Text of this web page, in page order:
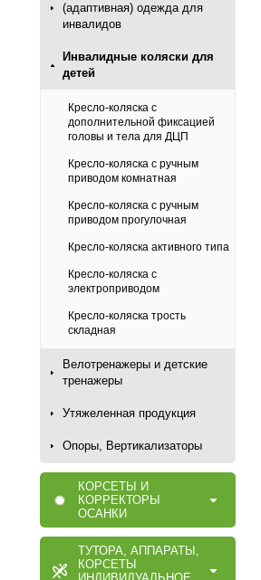
(адаптивная) одежда для
инвалидов
Инвалидные коляски для
детей
Кресло-коляска с
дополнительной фиксацией
головы и тела для ДЦП
Кресло-коляска с ручным
приводом комнатная
Кресло-коляска с ручным
приводом прогулочная
Кресло-коляска активного типа
Кресло-коляска с
электроприводом
Кресло-коляска трость
складная
Велотренажеры и детские
тренажеры
Утяжеленная продукция
Опоры, Вертикализаторы
КОРСЕТЫ И
КОРРЕКТОРЫ
ОСАНКИ
ТУТОРА, АППАРАТЫ,
КОРСЕТЫ